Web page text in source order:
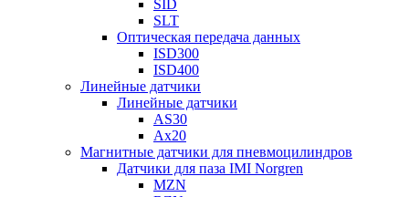
SID
SLT
Оптическая передача данных
ISD300
ISD400
Линейные датчики
Линейные датчики
AS30
Ax20
Магнитные датчики для пневмоцилиндров
Датчики для паза IMI Norgren
MZN